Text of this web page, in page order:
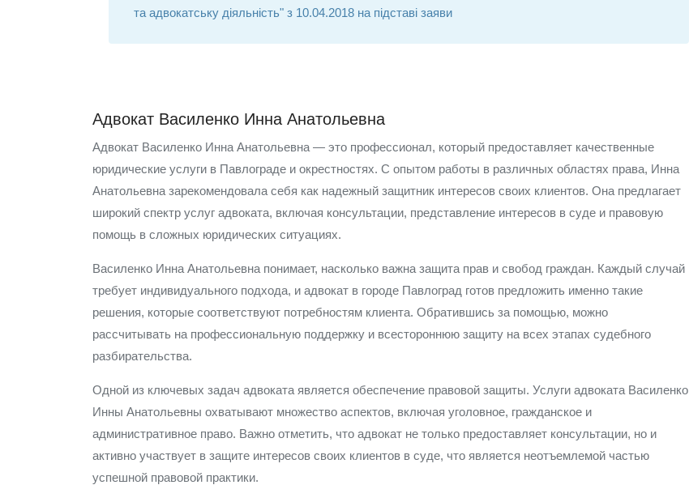
та адвокатську діяльність" з 10.04.2018 на підставі заяви
Адвокат Василенко Инна Анатольевна
Адвокат Василенко Инна Анатольевна — это профессионал, который предоставляет качественные
юридические услуги в Павлограде и окрестностях. С опытом работы в различных областях права, Инна
Анатольевна зарекомендовала себя как надежный защитник интересов своих клиентов. Она предлагает
широкий спектр услуг адвоката, включая консультации, представление интересов в суде и правовую
помощь в сложных юридических ситуациях.
Василенко Инна Анатольевна понимает, насколько важна защита прав и свобод граждан. Каждый случай
требует индивидуального подхода, и адвокат в городе Павлоград готов предложить именно такие
решения, которые соответствуют потребностям клиента. Обратившись за помощью, можно
рассчитывать на профессиональную поддержку и всестороннюю защиту на всех этапах судебного
разбирательства.
Одной из ключевых задач адвоката является обеспечение правовой защиты. Услуги адвоката Василенко
Инны Анатольевны охватывают множество аспектов, включая уголовное, гражданское и
административное право. Важно отметить, что адвокат не только предоставляет консультации, но и
активно участвует в защите интересов своих клиентов в суде, что является неотъемлемой частью
успешной правовой практики.